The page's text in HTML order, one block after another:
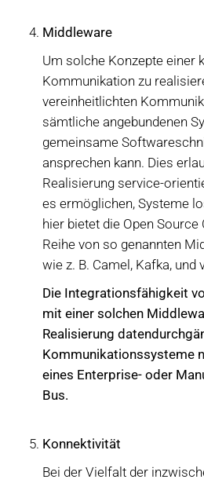
Middleware
Um solche Konzepte einer
Kommunikation zu
vereinheitlichten
sämtliche angebundenen
gemeinsame
ansprechen kann. Dies
Realisierung service-
es ermöglichen, Systeme
hier bietet die Open
Reihe von so genannten
wie z. B. Camel, Kafka, und
Die Integrationsfähigkeit
mit einer solchen
Realisierung
Kommunikationssysteme
eines Enterprise- oder
Bus.
Konnektivität
Bei der Vielfalt der